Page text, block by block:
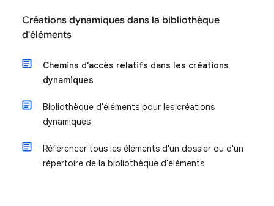
Créations dynamiques dans la bibliothèque
d'éléments
Chemins d'accès relatifs dans les créations
dynamiques
Bibliothèque d'éléments pour les créations
dynamiques
Référencer tous les éléments d'un dossier ou d'un
répertoire de la bibliothèque d'éléments